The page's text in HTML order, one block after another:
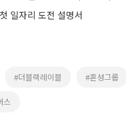
일자리 도전 설명서
#더블랙레이블 #혼성그룹
스